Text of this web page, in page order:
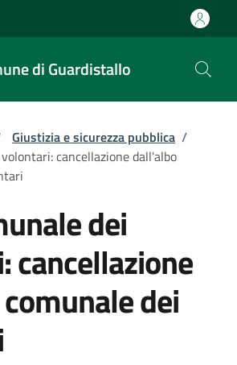
di Guardistallo
pane
Giustizia e sicurezza pubblica /
cancellazione dall'albo
dei
cancellazione
dei